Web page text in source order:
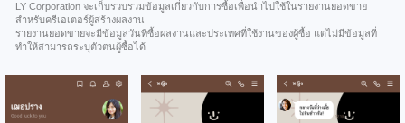
LY Corporation จะเก็บรวบรวมข้อมูลเกี่ยวกับการซื้อเพื่อนำไปใช้ในรายงานยอดขาย
สำหรับครีเอเตอร์ผู้สร้างผลงาน
รายงานยอดขายจะมีข้อมูลวันที่ซื้อผลงานและประเทศที่ใช้งานของผู้ซื้อ แต่ไม่มีข้อมูลที่
ทำให้สามารถระบุตัวตนผู้ซื้อได้